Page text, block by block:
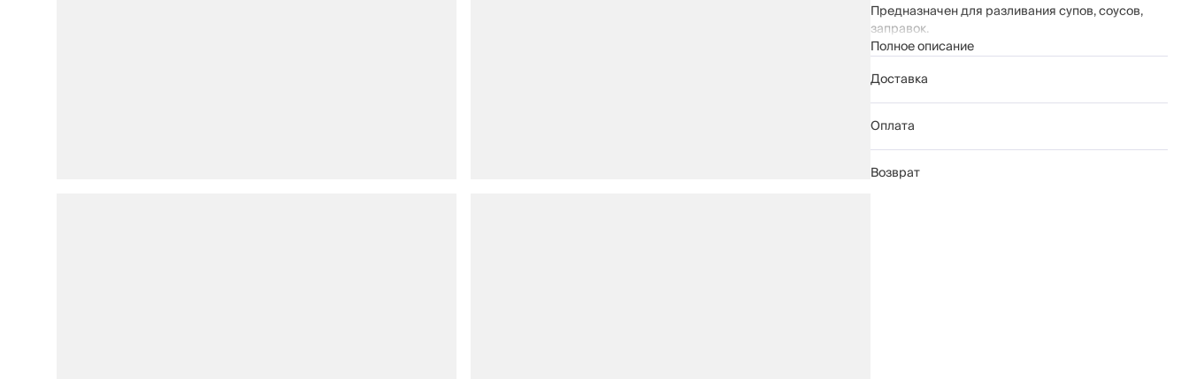
Предназначен для разливания супов, соусов,
заправок.
Рекомендации по уходу:
моющих средств
не использовать для ухода абразивные
чистящие средства и жесткие губки
Полное описание
Доставка
Оплата
Возврат